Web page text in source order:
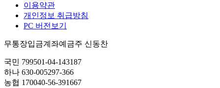
이용약관
개인정보 취급방침
PC 버전보기
무통장입금계좌예금주 신동찬
국민 799501-04-143187
하나 630-005297-366
농협 170040-56-391667